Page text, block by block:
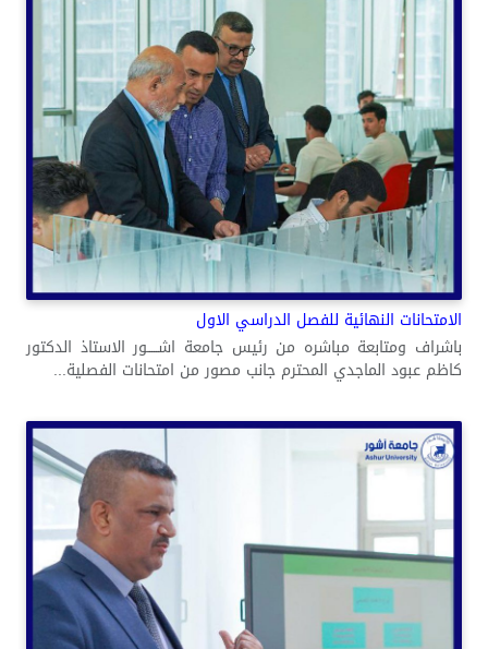
الامتحانات النهائية للفصل الدراسي الاول
باشراف ومتابعة مباشره من رئيس جامعة اشـــــور الاستاذ الدكتور
كاظم عبود الماجدي المحترم جانب مصور من امتحانات الفصلية...